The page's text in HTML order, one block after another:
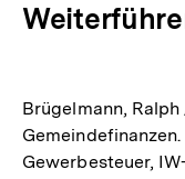
Brügelmann,
Gewerbesteuer,